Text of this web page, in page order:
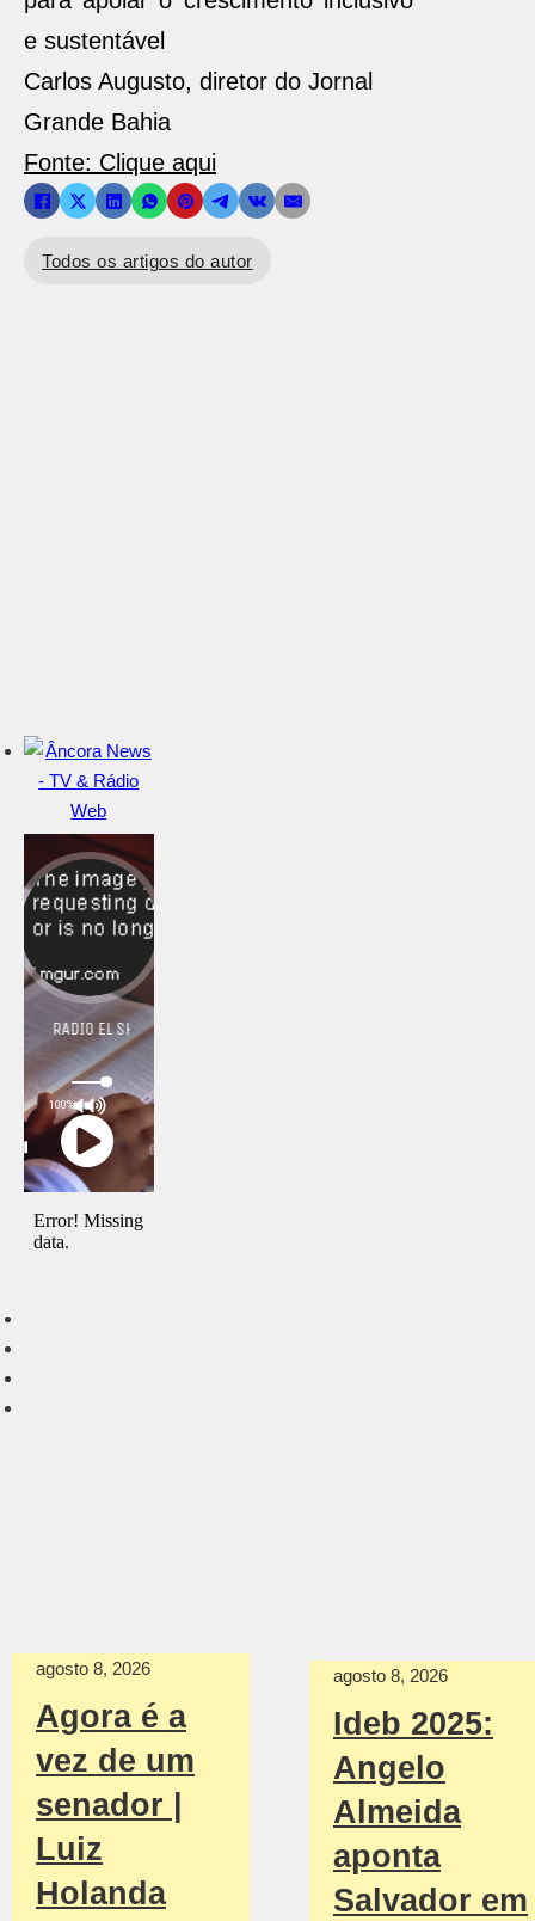
e sustentável
Carlos Augusto, diretor do Jornal
Grande Bahia
Fonte: Clique aqui
Todos os artigos do autor
agosto 8, 2026
Agora é a
vez de um
senador |
Luiz
Holanda
agosto 8, 2026
Ideb 2025:
Angelo
Almeida
aponta
Salvador em